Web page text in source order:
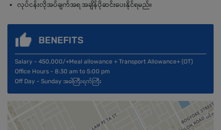
လုပ်ငန်းလိုအပ်ချက်အရ အချိန်ပိုဆင်းပေးနိုင်ရမည်။
BENEFITS
Salary - 450,000/+Meal allowance + Transport Allowance+ (OT)
Office Hours - 8:30 am to 5:00 pm
Off Day - Sunday အခါကြီးရက်ကြီး